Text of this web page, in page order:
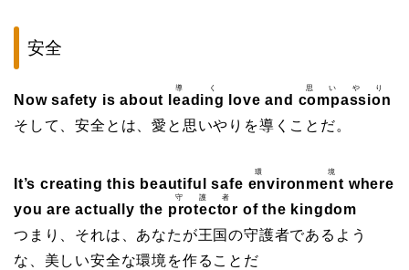
安全
Now safety is about leading
導く
love and compassion
思いやり
そして、安全とは、愛と思いやりを導くことだ。
It’s creating this beautiful safe environment
環境
where
you are actually the protector
守護者
of the kingdom
つまり、それは、あなたが王国の守護者であるよう
な、美しい安全な環境を作ることだ